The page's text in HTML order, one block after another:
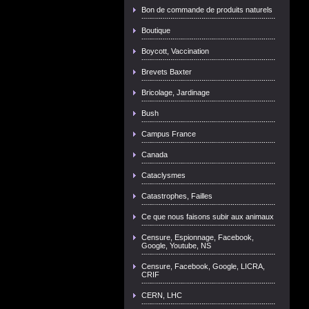
Bon de commande de produits naturels
Boutique
Boycott, Vaccination
Brevets Baxter
Bricolage, Jardinage
Bush
Campus France
Canada
Cataclysmes
Catastrophes, Failles
Ce que nous faisons subir aux animaux
Censure, Espionnage, Facebook,
Google, Youtube, NS
Censure, Facebook, Google, LICRA,
CRIF
CERN, LHC